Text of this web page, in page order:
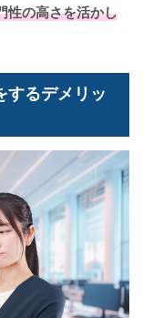
性の高さを活かし
するデメリッ